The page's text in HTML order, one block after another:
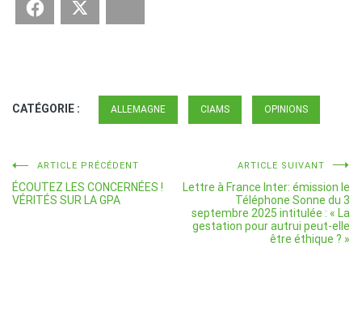
Facebook
CATÉGORIE : ALLEMAGNE CIAMS OPINIONS
Navigation
de
ARTICLE PRÉCÉDENT
ÉCOUTEZ LES CONCERNÉES !
VÉRITÉS SUR LA GPA
ARTICLE SUIVANT
Lettre à France Inter: émission le
Téléphone Sonne du 3
septembre 2025 intitulée : « La
gestation pour autrui peut-elle
être éthique ? »